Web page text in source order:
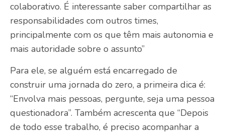
colaborativo. É interessante saber compartilhar as
responsabilidades com outros times,
principalmente com os que têm mais autonomia e
mais autoridade sobre o assunto”
Para ele, se alguém está encarregado de
construir uma jornada do zero, a primeira dica é:
“Envolva mais pessoas, pergunte, seja uma pessoa
questionadora”. Também acrescenta que “Depois
de todo esse trabalho, é preciso acompanhar a